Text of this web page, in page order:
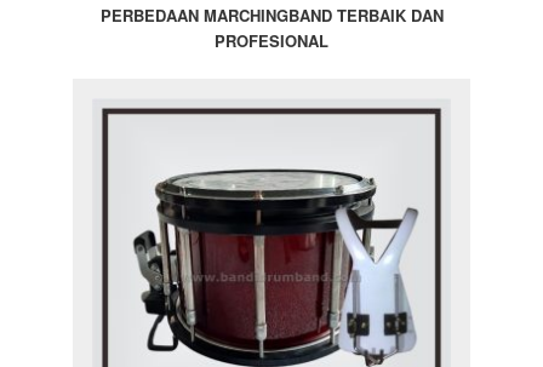
PERBEDAAN MARCHINGBAND TERBAIK DAN
PROFESIONAL